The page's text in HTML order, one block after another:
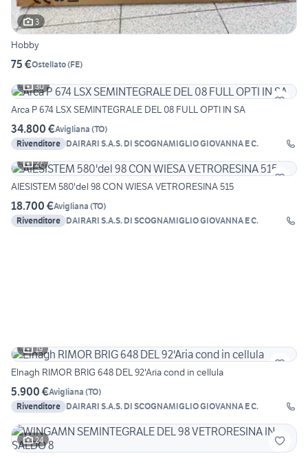
3
Hobby
75 €Ostellato(FE)
30
Arca P 674 LSX SEMINTEGRALE DEL 08 FULL OPTI IN SA
34.800 €Avigliana (TO)
Rivenditore DAIRARI S.A.S. DI SCOGNAMIGLIO GIOVANNA E C.
27
AIESISTEM 580'del 98 CON WIESA VETRORESINA 515
18.700 €Avigliana (TO)
Rivenditore DAIRARI S.A.S. DI SCOGNAMIGLIO GIOVANNA E C.
19
Elnagh RIMOR BRIG 648 DEL 92'Aria cond in cellula
5.900 €Avigliana (TO)
Rivenditore DAIRARI S.A.S. DI SCOGNAMIGLIO GIOVANNA E C.
24